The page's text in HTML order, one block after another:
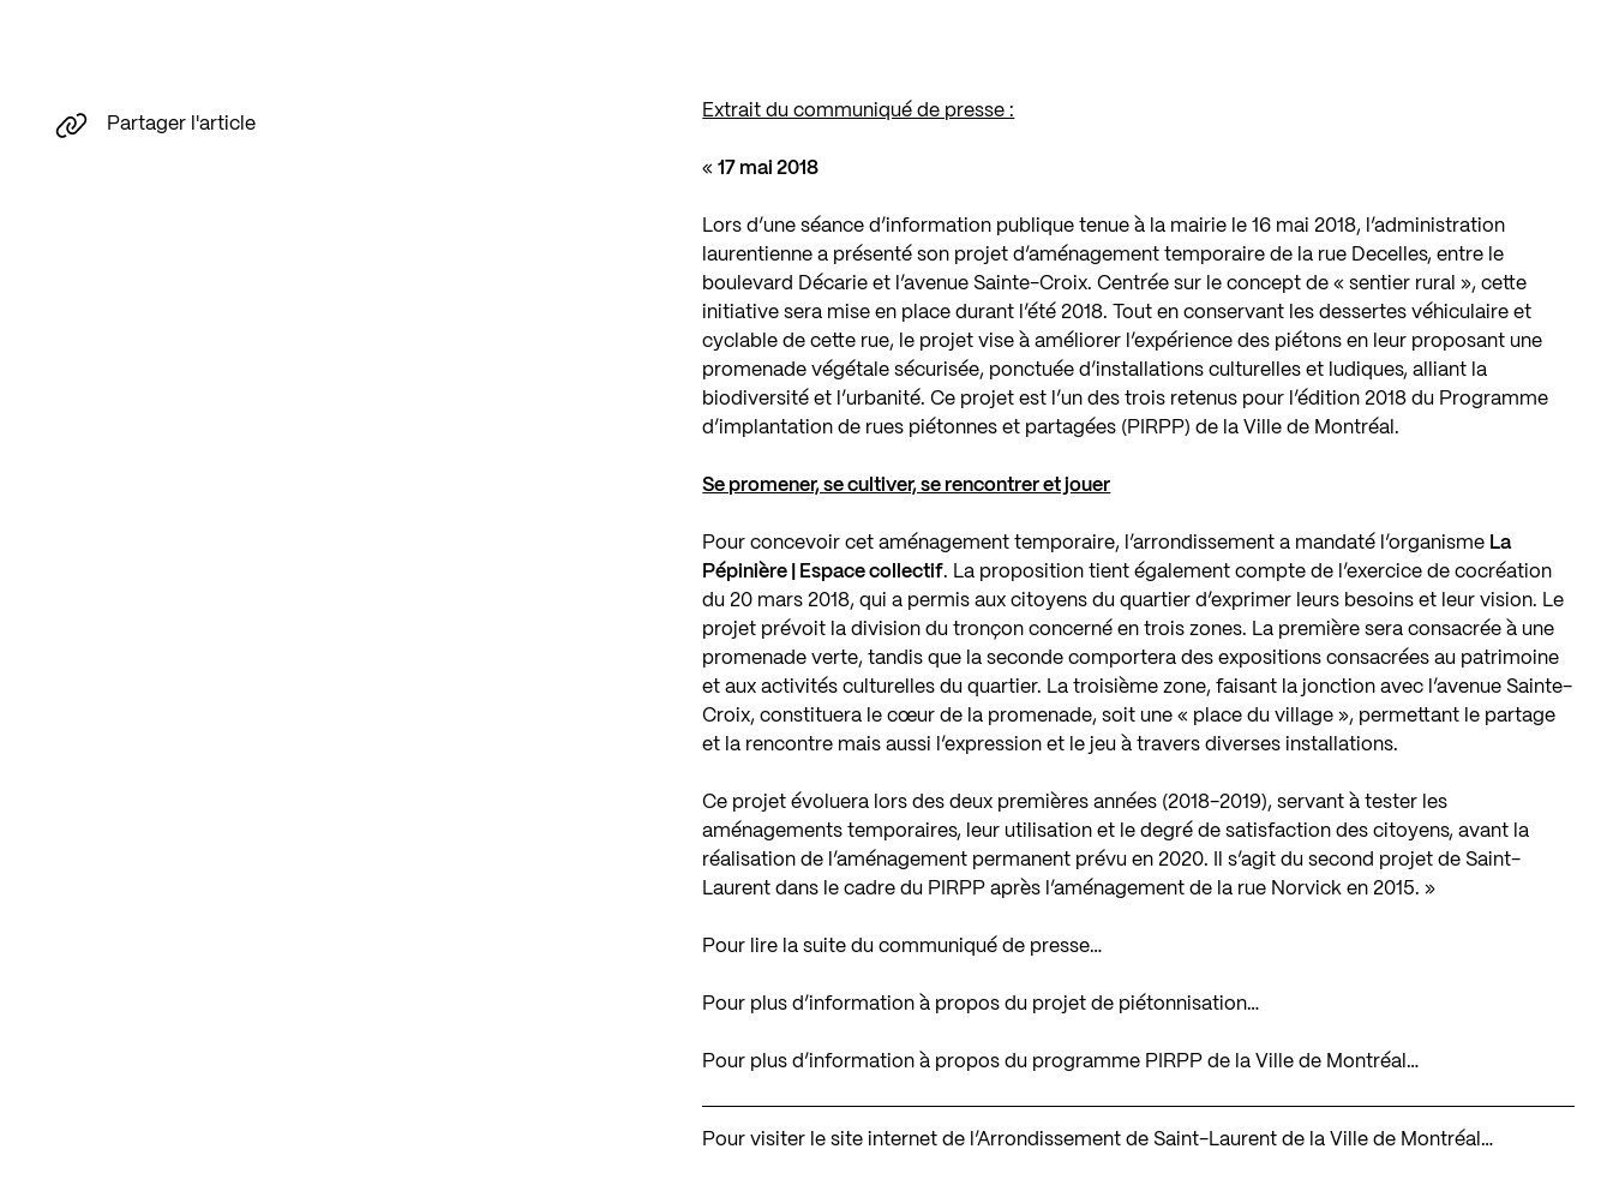
Extrait du communiqué de presse :
«17 mai 2018
Lors d’une séance d’information publique tenue à la mairie le 16 mai 2018, l’administration
laurentienne a présenté son projet d’aménagement temporaire de la rue Decelles, entre le
boulevard Décarie et l’avenue Sainte-Croix. Centrée sur le concept de « sentier rural », cette
initiative sera mise en place durant l’été 2018. Tout en conservant les dessertes véhiculaire et
cyclable de cette rue, le projet vise à améliorer l’expérience des piétons en leur proposant une
promenade végétale sécurisée, ponctuée d’installations culturelles et ludiques, alliant la
biodiversité et l’urbanité. Ce projet est l’un des trois retenus pour l’édition 2018 du Programme
d’implantation de rues piétonnes et partagées (PIRPP) de la Ville de Montréal.
Se promener, se cultiver, se rencontrer et jouer
Pour concevoir cet aménagement temporaire, l’arrondissement a mandaté l’organisme La
Pépinière | Espace collectif. La proposition tient également compte de l’exercice de cocréation
du 20 mars 2018, qui a permis aux citoyens du quartier d’exprimer leurs besoins et leur vision. Le
projet prévoit la division du tronçon concerné en trois zones. La première sera consacrée à une
promenade verte, tandis que la seconde comportera des expositions consacrées au patrimoine
et aux activités culturelles du quartier. La troisième zone, faisant la jonction avec l’avenue Sainte-
Croix, constituera le cœur de la promenade, soit une « place du village », permettant le partage
et la rencontre mais aussi l’expression et le jeu à travers diverses installations.
Ce projet évoluera lors des deux premières années (2018-2019), servant à tester les
aménagements temporaires, leur utilisation et le degré de satisfaction des citoyens, avant la
réalisation de l’aménagement permanent prévu en 2020. Il s’agit du second projet de Saint-
Laurent dans le cadre du PIRPP après l’aménagement de la rue Norvick en 2015. »
Pour lire la suite du communiqué de presse…
Pour plus d’information à propos du projet de piétonnisation…
Pour plus d’information à propos du programme PIRPP de la Ville de Montréal…
Pour visiter le site internet de l’Arrondissement de Saint-Laurent de la Ville de Montréal…
Partager l'article